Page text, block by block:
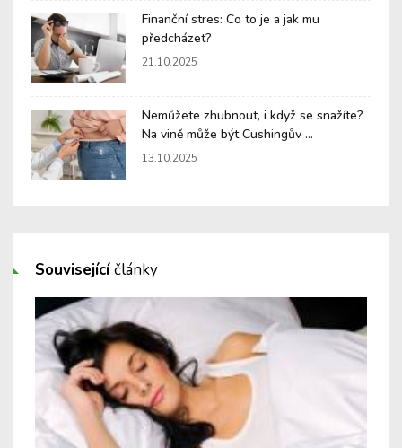
Finanční stres: Co to je a jak mu
předcházet?
21.10.2025
Nemůžete zhubnout, i když se snažíte?
Na vině může být Cushingův ...
13.10.2025
Souvisejícíčlánky